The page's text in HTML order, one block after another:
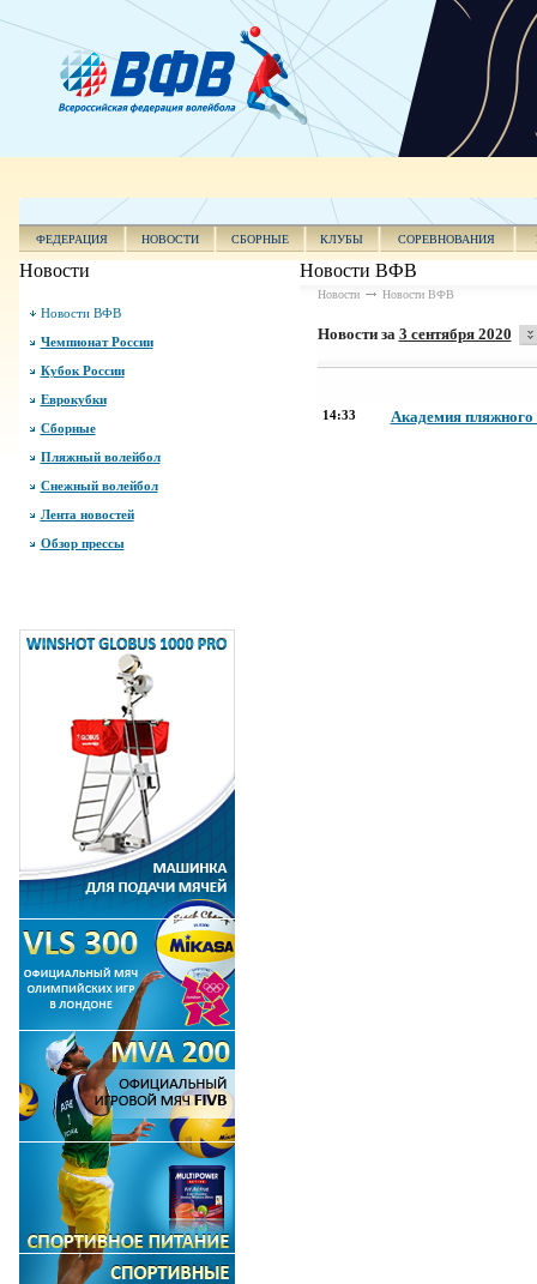
ФЕДЕРАЦИЯ НОВОСТИ СБОРНЫЕ КЛУБЫ СОРЕВНОВАНИЯ
Новости
Новости ВФВ
Чемпионат России
Кубок России
Еврокубки
Сборные
Пляжный волейбол
Снежный волейбол
Лента новостей
Обзор прессы
Новости ВФВ
Новости Новости ВФВ
Новости за 3 сентября 2020
14:33 Академия пляжного